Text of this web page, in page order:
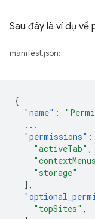
Sau đây là ví dụ về
manifest.json:
{
"name" :
...
"permissions" :
"activeTab" ,
"storage"
],
"topSites" ,